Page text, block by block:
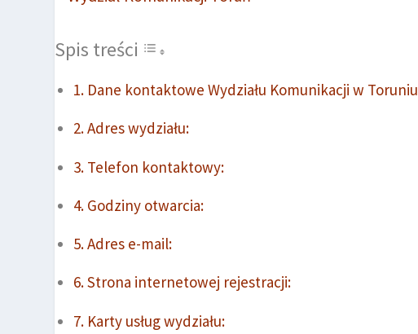
Spis treści
Dane kontaktowe Wydziału Komunikacji w Toruniu
Adres wydziału:
Telefon kontaktowy:
Godziny otwarcia:
Adres e-mail:
Strona internetowej rejestracji:
Karty usług wydziału: